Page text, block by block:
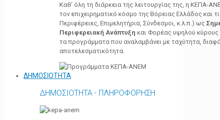
Καθ’ όλη τη διάρκεια της λειτουργίας της, η ΚΕΠΑ-
τον επιχειρηματικό κόσμο της Βόρειας Ελλάδος και
Περιφέρειες, Επιμελητήρια, Σύνδεσμοι, κ.λ.π.) ως
Περιφερειακή Ανάπτυξη και Φορέας υψηλού κύρους
τα προγράμματα που αναλαμβάνει με ταχύτητα,
αποτελεσματικότητα.
ΔΗΜΟΣΙΟΤΗΤΑ
ΔΗΜΟΣΙΟΤΗΤΑ - ΠΛΗΡΟΦΟΡΗΣΗ